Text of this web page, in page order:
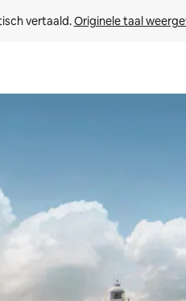
vertaald. Originele taal